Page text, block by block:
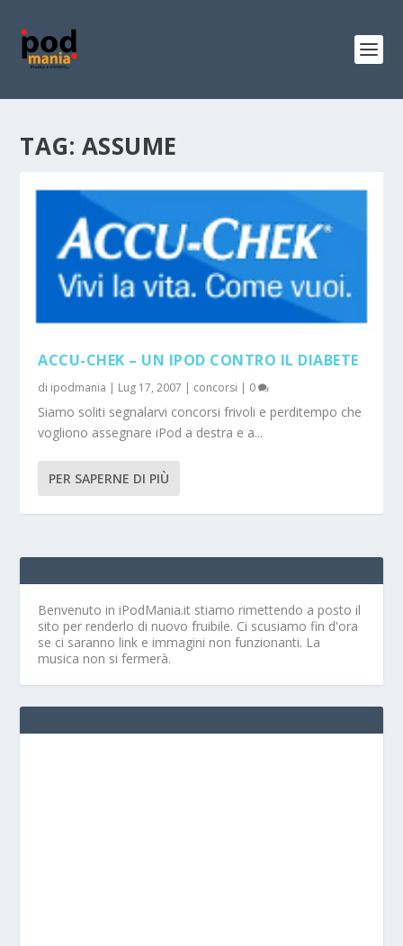
TAG: ASSUME
ACCU-CHEK – UN IPOD CONTRO IL DIABETE
di ipodmania | Lug 17, 2007 | concorsi | 0
Siamo soliti segnalarvi concorsi frivoli e perditempo che
vogliono assegnare iPod a destra e a...
PER SAPERNE DI PIÙ
Benvenuto in iPodMania.it stiamo rimettendo a posto il
sito per renderlo di nuovo fruibile. Ci scusiamo fin d'ora
se ci saranno link e immagini non funzionanti. La
musica non si fermerà.